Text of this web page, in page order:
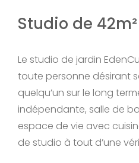
Studio de 42m²
Le studio de jardin
toute personne désirant
quelqu’un sur le long
indépendante, salle de
espace de vie avec
de studio à tout d’une